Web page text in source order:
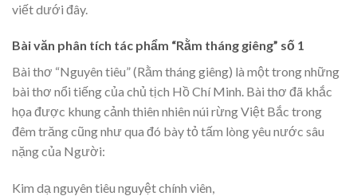
viết dưới đây.
Bài văn phân tích tác phẩm “Rằm tháng giêng” số 1
Bài thơ “Nguyên tiêu” (Rằm tháng giêng) là một trong những
bài thơ nổi tiếng của chủ tịch Hồ Chí Minh. Bài thơ đã khắc
họa được khung cảnh thiên nhiên núi rừng Việt Bắc trong
đêm trăng cũng như qua đó bày tỏ tấm lòng yêu nước sâu
nặng của Người:
Kim dạ nguyên tiêu nguyệt chính viên,